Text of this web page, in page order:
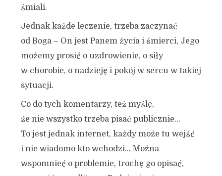
śmiali.
Jednak każde leczenie, trzeba zaczynać
od Boga – On jest Panem życia i śmierci, Jego
możemy prosić o uzdrowienie, o siły
w chorobie, o nadzieję i pokój w sercu w takiej
sytuacji.
Co do tych komentarzy, też myślę,
że nie wszystko trzeba pisać publicznie…
To jest jednak internet, każdy może tu wejść
i nie wiadomo kto wchodzi… Można
wspomnieć o problemie, trochę go opisać,